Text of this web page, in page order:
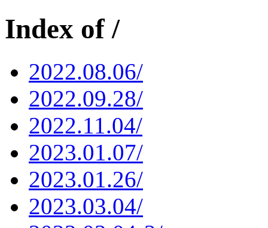
Index of /
2022.08.06/
2022.09.28/
2022.11.04/
2023.01.07/
2023.01.26/
2023.03.04/